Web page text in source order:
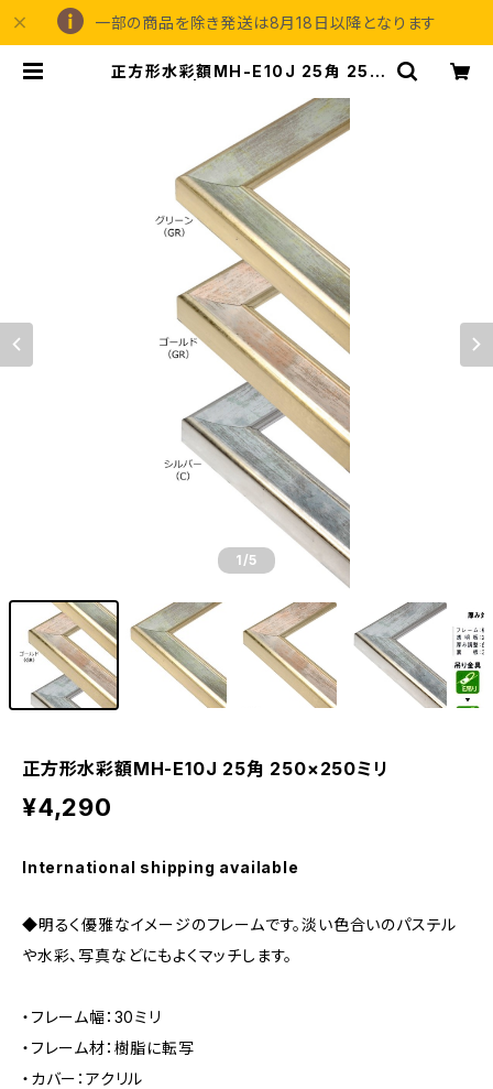
一部の商品を除き発送は8月18日以降となります
正方形水彩額MH-E10J 25角 250
ーミングアイガ
1 /5
正方形水彩額MH-E10J 25角 250×250ミリ
¥4,290
International shipping available
◆明るく優雅なイメージのフレームです。淡い色合いのパステル
や水彩、写真などにもよくマッチします。
・フレーム幅：30ミリ
・フレーム材：樹脂に転写
・カバー：アクリル